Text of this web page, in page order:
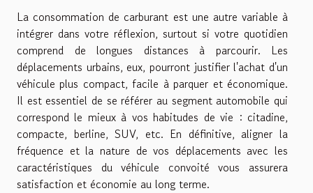
La consommation de carburant est une autre variable à
intégrer dans votre réflexion, surtout si votre quotidien
comprend de longues distances à parcourir. Les
déplacements urbains, eux, pourront justifier l'achat d'un
véhicule plus compact, facile à parquer et économique.
Il est essentiel de se référer au segment automobile qui
correspond le mieux à vos habitudes de vie : citadine,
compacte, berline, SUV, etc. En définitive, aligner la
fréquence et la nature de vos déplacements avec les
caractéristiques du véhicule convoité vous assurera
satisfaction et économie au long terme.